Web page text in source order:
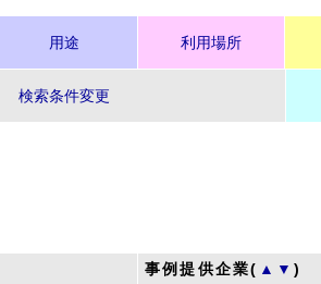
用途 利用場所
検索条件変更
事例提供企業( ▲ ▼)